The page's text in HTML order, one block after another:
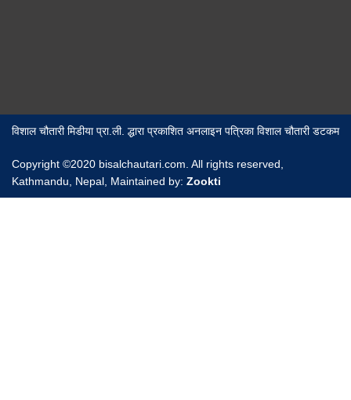
विशाल चौतारी मिडीया प्रा.ली. द्धारा प्रकाशित अनलाइन पत्रिका विशाल चौतारी डटकम
Copyright ©2020 bisalchautari.com. All rights reserved,
Kathmandu, Nepal, Maintained by: Zookti